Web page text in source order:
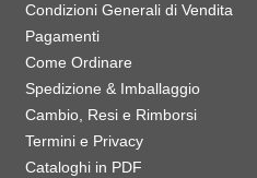
Condizioni Generali di Vendita
Pagamenti
Come Ordinare
Spedizione & Imballaggio
Cambio, Resi e Rimborsi
Termini e Privacy
Cataloghi in PDF